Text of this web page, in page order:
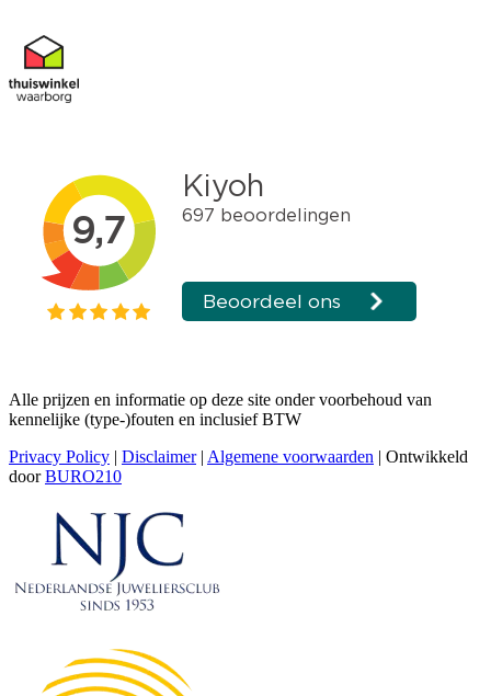
Alle prijzen en informatie op deze site onder voorbehoud van
kennelijke (type-)fouten en inclusief BTW
Privacy Policy | Disclaimer| Algemene voorwaarden | Ontwikkeld
doorBURO210